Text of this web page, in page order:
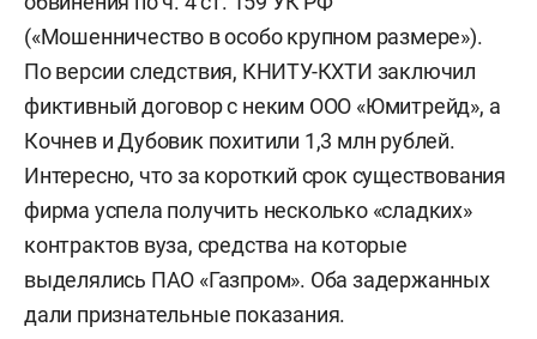
(«Мошенничество в особо крупном размере»).
По версии следствия, КНИТУ-КХТИ заключил
фиктивный договор с неким ООО «Юмитрейд», а
Кочнев и Дубовик похитили 1,3 млн рублей.
Интересно, что за короткий срок существования
фирма успела получить несколько «сладких»
контрактов вуза, средства на которые
выделялись ПАО «Газпром». Оба задержанных
дали признательные показания.